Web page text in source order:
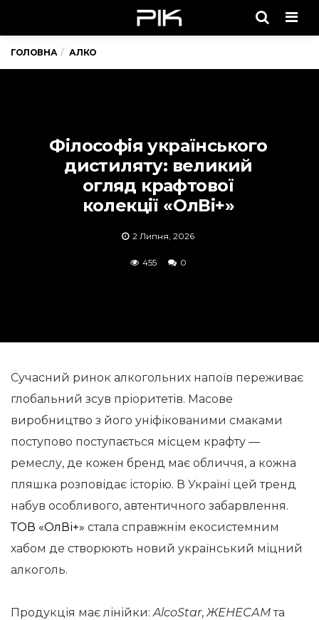
ГОЛОВНА АЛКО
Філософія українського
дистиляту: великий
огляд крафтової
колекції «ОлВі+»
2 Липня, 2026
455 0
Сучасний ринок алкогольних напоїв переживає
глобальний зсув пріоритетів. Масове
виробництво з його уніфікованими смаками
поступово поступається місцем крафту —
ремеслу, де кожен бренд має обличчя, а кожна
пляшка розповідає історію. В Україні цей тренд
набув особливого, автентичного забарвлення.
ТОВ «ОлВі+» стала справжнім екосистемним
хабом де створюють новий український міцний
алкоголь.
Продукція має лінійки:AlcoStar,ЖЕНЕСАМта